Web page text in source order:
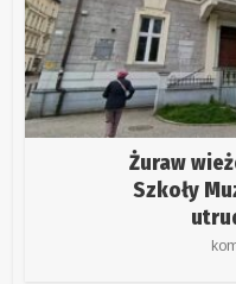
Żuraw
Szkoły